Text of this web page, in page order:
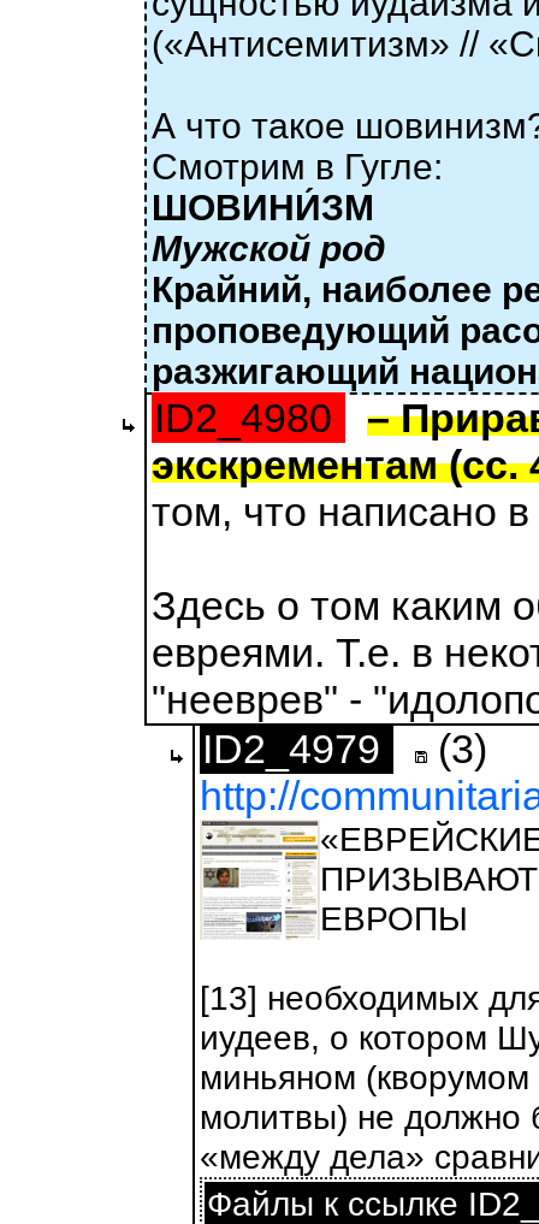
(«Антисемитизм» //
А что такое
Смотрим в Гугле:
ШОВИНИ́ЗМ
Мужской род
Крайний, наиболее
проповедующий
разжигающий
ID2_4980
–
экскрементам (сс.
том, что написано
Здесь о том каким
евреями. Т.е. в
"нееврев" -
ID2_4979
(3)
http://
ЕВРОПЫ
[13] необходимых
иудеев, о котором
миньяном (кворумом
молитвы) не должно
«между дела»
Файлы к ссылке